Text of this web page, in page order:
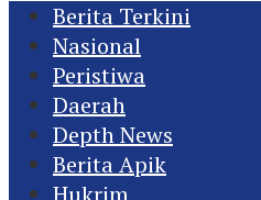
Berita Terkini
Nasional
Peristiwa
Daerah
Depth News
Berita Apik
Hukrim